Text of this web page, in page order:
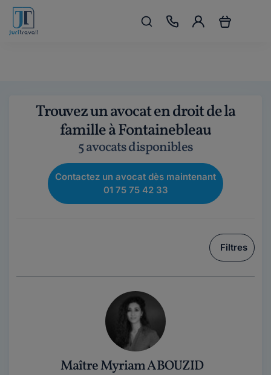
Trouvez un avocat en droit de la
famille à Fontainebleau
5 avocats disponibles
Contactez un avocat dès maintenant
01 75 75 42 33
Filtres
Maître Myriam ABOUZID